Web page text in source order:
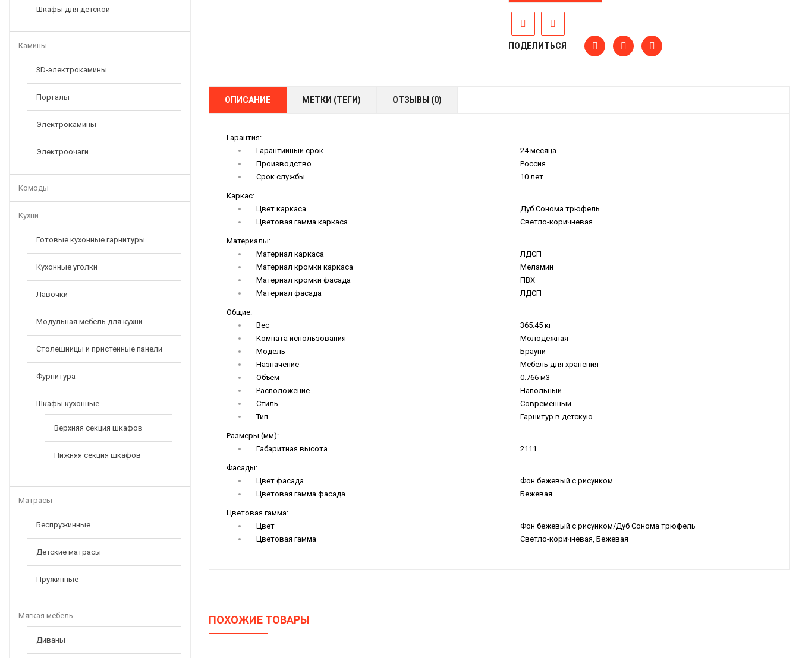
Шкафы для детской
Камины
3D-электрокамины
Порталы
Электрокамины
Электроочаги
Комоды
Кухни
Готовые кухонные гарнитуры
Кухонные уголки
Лавочки
Модульная мебель для кухни
Столешницы и пристенные панели
Фурнитура
Шкафы кухонные
Верхняя секция шкафов
Нижняя секция шкафов
Матрасы
Беспружинные
Детские матрасы
Пружинные
Мягкая мебель
Диваны
ПОДЕЛИТЬСЯ
ОПИСАНИЕ МЕТКИ (ТЕГИ) ОТЗЫВЫ (0)
Гарантия:
Гарантийный срок
24 месяца
Производство
Россия
Срок службы
10 лет
Каркас:
Цвет каркаса
Дуб Сонома трюфель
Цветовая гамма каркаса
Светло-коричневая
Материалы:
Материал каркаса
ЛДСП
Материал кромки каркаса
Меламин
Материал кромки фасада
ПВХ
Материал фасада
ЛДСП
Общие:
Вес
365.45 кг
Комната использования
Молодежная
Модель
Брауни
Назначение
Мебель для хранения
Объем
0.766 м3
Расположение
Напольный
Стиль
Современный
Тип
Гарнитур в детскую
Размеры (мм):
Габаритная высота
2111
Фасады:
Цвет фасада
Фон бежевый с рисунком
Цветовая гамма фасада
Бежевая
Цветовая гамма:
Цвет
Фон бежевый с рисунком/Дуб Сонома трюфель
Цветовая гамма
Светло-коричневая, Бежевая
ПОХОЖИЕ ТОВАРЫ